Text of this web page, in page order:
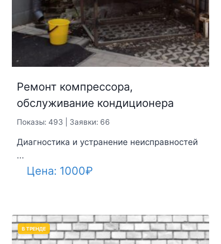
Ремонт компрессора,
обслуживание кондиционера
Показы: 493 | Заявки: 66
Диагностика и устранение неисправностей
...
Цена: 1000₽
В ТРЕНДЕ